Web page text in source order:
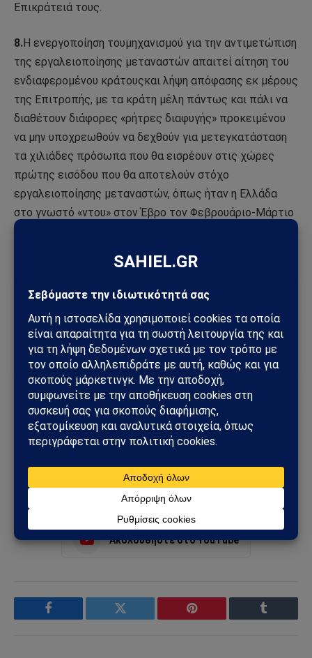
Επικράτειά τους.
8.Η ενεργοποίηση τουμηχανισμού για την αντιμετώπιση
της εργαλειοποίησης μεταναστών απαιτεί αίτηση του
ενδιαφερομένου κράτουςκαι λήψη απόφασης εκ μέρους
της Επιτροπής, με τα κράτη μέλη πάντως και πάλι να
διαθέτουν διάφορες «ρήτρες διαφυγής» προκειμένου
να μην υποχρεωθούν να δεχθούν για μετεγκατάσταση
τα χιλιάδες πρόσωπα που θα εισρέουν στις χώρες
πρώτης εισόδου που θα αποτελούν στόχο
εργαλειοποίησης μεταναστών, όπως ήταν η Ελλάδα
στο γνωστό «ντου» στον Έβρο τον Φεβρουάριο-Μάρτιο
Ακολούθησε το Sahiel στο Google News
Πρόσθεσε το Sahiel ως προτιμώμενη πηγή για να λαμβάνεις
πρώτος τις σημαντικότερες ειδήσεις και αναλύσεις.
Add as a preferred source
Δουβλίνο 3 Ελλάδα Μεταναστευτικό
Νότης Μαριάς
Ακολουθήστε στο Instagram
Ακολουθήστε στο YouTube
Facebook Twitter Pinterest Tumblr